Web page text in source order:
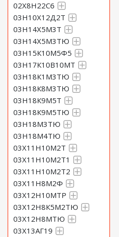
02Х8Н22С6
03Н10Х12Д2Т
03Н14Х5М3Т
03Н14Х5М3ТЮ
03Н15К10М5Ф5
03Н17К10В10МТ
03Н18К1М3ТЮ
03Н18К8М3ТЮ
03Н18К9М5Т
03Н18К9М5ТЮ
03Н18М3ТЮ
03Н18М4ТЮ
03Х11Н10М2Т
03Х11Н10М2Т1
03Х11Н10М2Т2
03Х11Н8М2Ф
03Х12Н10МТР
03Х12Н8К5М2ТЮ
03Х12Н8МТЮ
03Х13АГ19